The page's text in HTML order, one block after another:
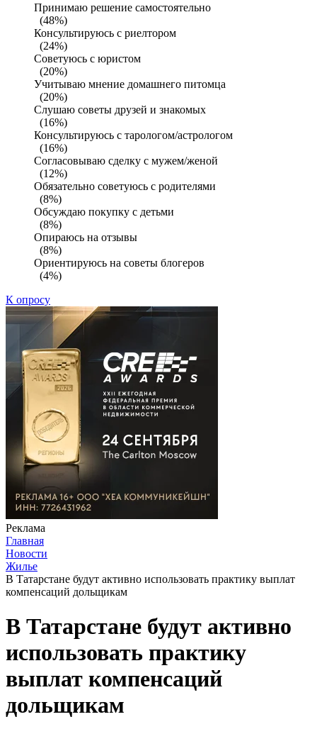
Принимаю решение самостоятельно
(48%)
Консультируюсь с риелтором
(24%)
Советуюсь с юристом
(20%)
Учитываю мнение домашнего питомца
(20%)
Слушаю советы друзей и знакомых
(16%)
Консультируюсь с тарологом/астрологом
(16%)
Согласовываю сделку с мужем/женой
(12%)
Обязательно советуюсь с родителями
(8%)
Обсуждаю покупку с детьми
(8%)
Опираюсь на отзывы
(8%)
Ориентируюсь на советы блогеров
(4%)
К опросу
Реклама
Главная
Новости
Жилье
В Татарстане будут активно использовать практику выплат
компенсаций дольщикам
В Татарстане будут активно
использовать практику
выплат компенсаций
дольщикам